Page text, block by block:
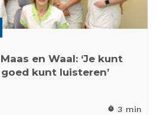
en Waal: ‘Je kunt
kunt luisteren’
timer 3 min